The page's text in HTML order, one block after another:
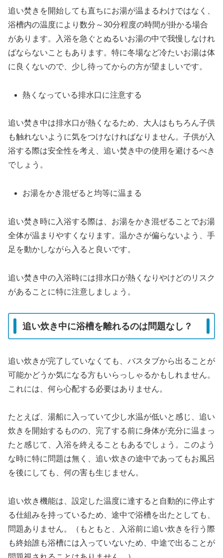
追い焚きを開始しても直ちにお湯が温まるわけではなく、
浴槽内の温度により数分～30分程度の時間が掛かる場合
があります。入浴を急ぐとぬるいお湯の中で我慢しなけれ
ばならないこともあります。特に冬場など冷たいお湯は体
に良くないので、少し待ってからの方が望ましいです。
熱くなっている排水口に注意する
追い焚き中は排水口が熱くなるため、大人はもちろん子供
も触れないように気をつけなければなりません。子供が入
浴する際は安全性を考え、追い焚き中の使用を避けるべき
でしょう。
お湯をかき混ぜると均等に温まる
追い焚き時に入浴する際は、お湯をかき混ぜることでお湯
全体が温まりやすくなります。温かさが偏らないよう、手
足を動かしながら入ると良いです。
追い焚き中の入浴時には排水口が熱くなりやけどのリスク
があることに特に注意しましょう。
追い炊き中に浴槽を離れるのは問題なし？
追い炊きが完了していなくても、バスタブから出ることが
可能かどうか気になる方もいらっしゃるかもしれません。
これには、何ら心配する必要はありません。
たとえば、湯船に入っていて少し水温が低いと感じ、追い
炊きを開始するものの、完了する前に身体が充分に温まっ
たと感じて、入浴を終えることもあるでしょう。このよう
な時に特に問題は無く、追い炊きの途中であってもお風呂
を後にしても、何の害も生じません。
追い炊き機能は、設定した温度に達すると自動的に停止す
る仕組みを持っているため、途中で浴槽を出たとしても、
問題ありません。（もともと、入浴前に追い炊きを行う際
も終始誰も浴槽には入っていないため、中途で出ることが